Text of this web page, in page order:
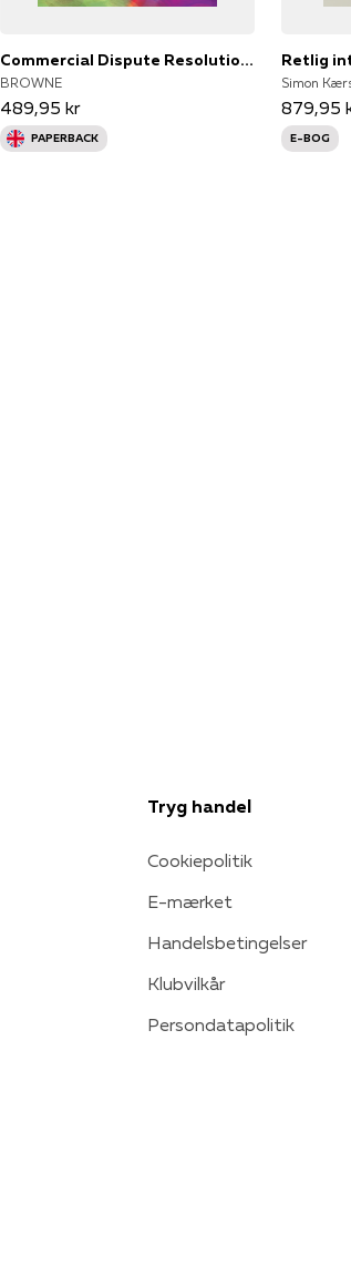
Commercial Dispute Resolution 2025Legal Practice Course Guid
BROWNE
489,95 kr
PAPERBACK
Retlig
Simon
879,95
E-BOG
Tryg handel
Cookiepolitik
E-mærket
Handelsbetingelser
Klubvilkår
Persondatapolitik